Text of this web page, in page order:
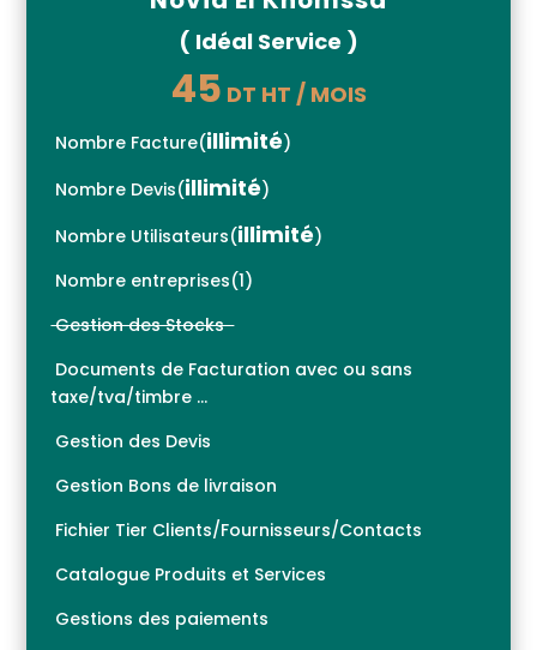
( Idéal Service )
45 DT HT / MOIS
Nombre Facture(illimité)
Nombre Devis(illimité)
Nombre Utilisateurs(illimité)
Nombre entreprises(1)
Gestion des Stocks
Documents de Facturation avec ou sans
taxe/tva/timbre …
Gestion des Devis
Gestion Bons de livraison
Fichier Tier Clients/Fournisseurs/Contacts
Catalogue Produits et Services
Gestions des paiements